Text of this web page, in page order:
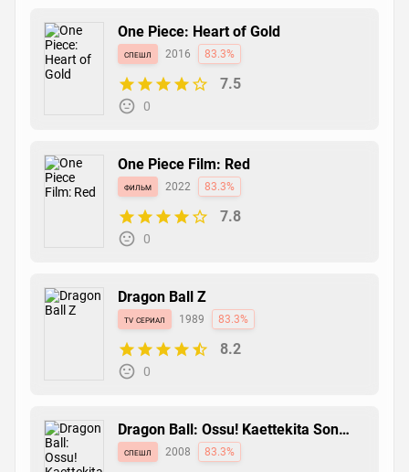
One Piece: Heart of Gold
спешл 2016 83.3%
7.5
0
One Piece Film: Red
фильм 2022 83.3%
7.8
0
Dragon Ball Z
tv сериал 1989 83.3%
8.2
0
Dragon Ball: Ossu! Kaettekita Son
Gokuu to Nakama-tachi!!
спешл 2008 83.3%